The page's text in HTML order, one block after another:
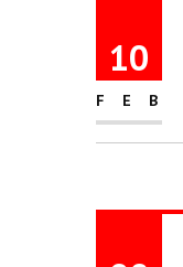
10
FEB